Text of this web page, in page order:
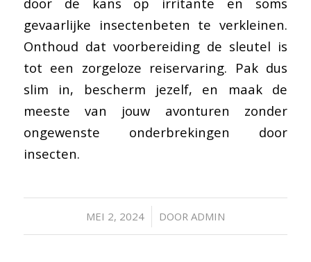
gevaarlijke insectenbeten te verkleinen.
Onthoud dat voorbereiding de sleutel is
tot een zorgeloze reiservaring. Pak dus
slim in, bescherm jezelf, en maak de
meeste van jouw avonturen zonder
ongewenste onderbrekingen door
insecten.
MEI 2, 2024
/ DOOR ADMIN